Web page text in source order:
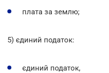
плата за землю;
5) єдиний податок:
єдиний податок,